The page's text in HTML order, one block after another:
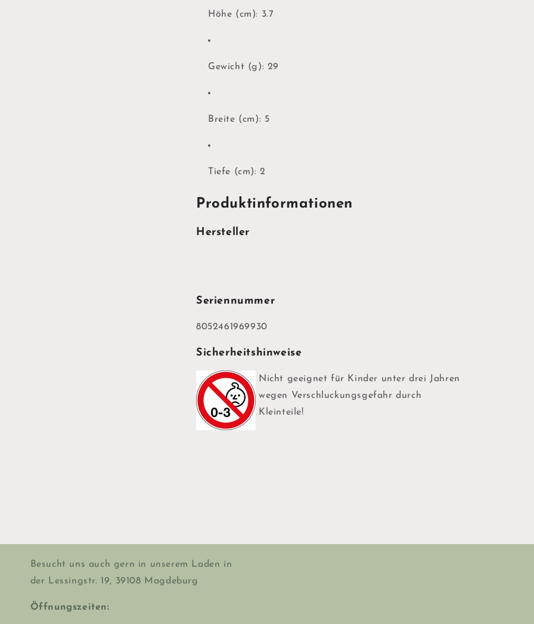
Höhe (cm): 3.7
Gewicht (g): 29
Breite (cm): 5
Tiefe (cm): 2
Produktinformationen
Hersteller
Seriennummer
8052461969930
Sicherheitshinweise
Nicht geeignet für Kinder unter drei Jahren
wegen Verschluckungsgefahr durch
Kleinteile!
Besucht uns auch gern in unserem Laden in
der Lessingstr. 19, 39108 Magdeburg
Öffnungszeiten: